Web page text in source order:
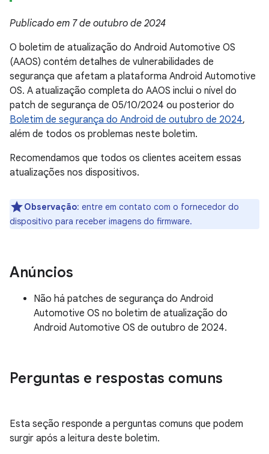
Publicado em 7 de outubro de 2024
O boletim de atualização do Android Automotive OS
(AAOS) contém detalhes de vulnerabilidades de
segurança que afetam a plataforma Android Automotive
OS. A atualização completa do AAOS inclui o nível do
patch de segurança de 05/10/2024 ou posterior do
Boletim de segurança do Android de outubro de 2024,
além de todos os problemas neste boletim.
Recomendamos que todos os clientes aceitem essas
atualizações nos dispositivos.
Observação: entre em contato com o fornecedor do
dispositivo para receber imagens do firmware.
Anúncios
Não há patches de segurança do Android
Automotive OS no boletim de atualização do
Android Automotive OS de outubro de 2024.
Perguntas e respostas comuns
Esta seção responde a perguntas comuns que podem
surgir após a leitura deste boletim.